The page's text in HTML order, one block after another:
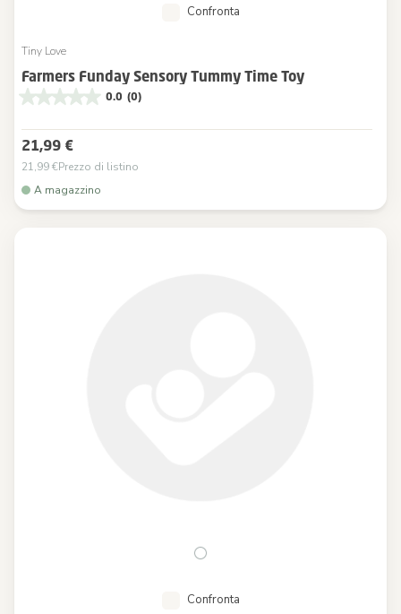
Confronta
Tiny Love
Farmers Funday Sensory Tummy Time Toy
0.0 (0)
21,99 €
21,99 €Prezzo di listino
A magazzino
Confronta